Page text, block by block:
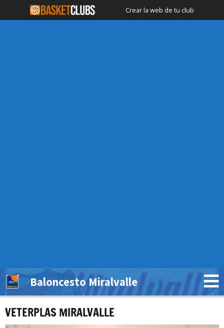
Crear la web de tu club
Baloncesto Miralvalle
VETERPLAS MIRALVALLE